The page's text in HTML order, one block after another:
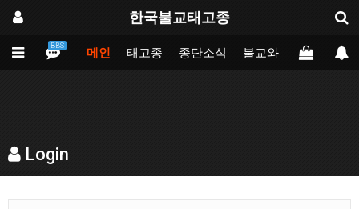
한국불교태고종
BBS
메인 태고종 종단소식 불교와의만남 업
Login